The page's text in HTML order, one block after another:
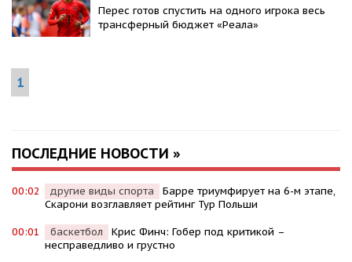
Перес готов спустить на одного игрока весь
трансферный бюджет «Реала»
1
ПОСЛЕДНИЕ НОВОСТИ »
00:02 другие виды спорта
Барре триумфирует на 6-м этапе,
Скарони возглавляет рейтинг Тур Польши
00:01 баскетбол
Крис Финч: Гобер под критикой –
несправедливо и грустно